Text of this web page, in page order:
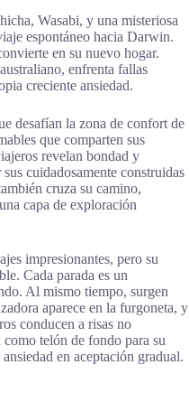
Wasabi, y una misteriosa
espontáneo hacia Darwin.
en su nuevo hogar.
enfrenta fallas
creciente ansiedad.
desafían la zona de confort de
que comparten sus
revelan bondad y
cuidadosamente construidas
cruza su camino,
capa de exploración
impresionantes, pero su
Cada parada es un
Al mismo tiempo, surgen
aparece en la furgoneta, y
conducen a risas no
telón de fondo para su
en aceptación gradual.